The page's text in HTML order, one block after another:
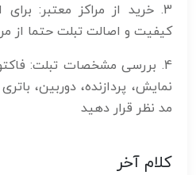
3. خرید از مراکز معتبر:
کیفیت و اصالت تبلت حتما از
4. بررسی مشخصات تبلت:
نمایش، پردازنده، دوربین،
مد نظر قرار دهید
کلام آخر